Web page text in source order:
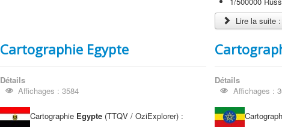
Lire la suite
Cartographie Egypte
Détails
Affichages : 3584
Cartographie Egypte (TTQV / OziExplorer) :
Détails
Affichages :